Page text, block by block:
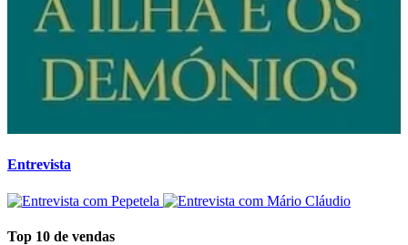
Entrevista
Top 10 de vendas